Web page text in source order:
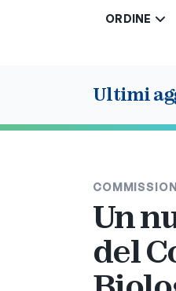
ORDINE
Ultimi
Un
del